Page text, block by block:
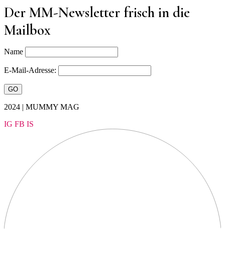
Der MM-Newsletter frisch in die
Mailbox
Name
E-Mail-Adresse:
2024 | MUMMY MAG
IG FB IS